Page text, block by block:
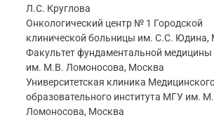
Л.С. Круглова
Онкологический центр № 1 Городской
клинической больницы им. С.С. Юдина,
Факультет фундаментальной
им. М.В. Ломоносова, Москва
Университетская клиника
образовательного института МГУ им.
Ломоносова, Москва